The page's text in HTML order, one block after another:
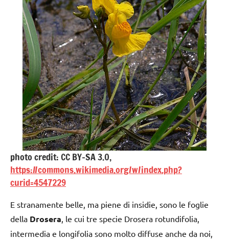
photo credit: CC BY-SA 3.0,
https://commons.wikimedia.org/w/index.php?
curid=4547229
E stranamente belle, ma piene di insidie, sono le foglie
della Drosera , le cui tre specie Drosera rotundifolia,
intermedia e longifolia sono molto diffuse anche da noi,